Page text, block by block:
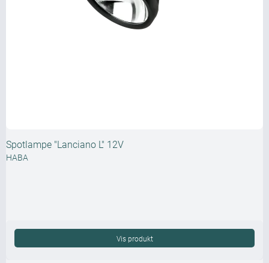
Spotlampe "Lanciano L" 12V
HABA
Vis produkt